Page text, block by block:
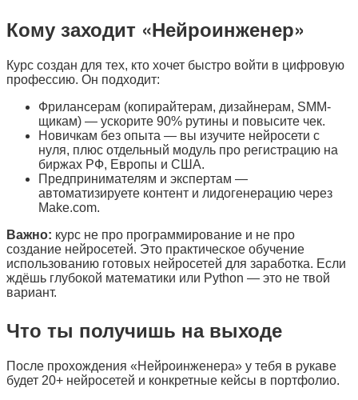
Кому заходит «Нейроинженер»
Курс создан для тех, кто хочет быстро войти в цифровую
профессию. Он подходит:
Фрилансерам (копирайтерам, дизайнерам, SMM-
щикам) — ускорите 90% рутины и повысите чек.
Новичкам без опыта — вы изучите нейросети с
нуля, плюс отдельный модуль про регистрацию на
биржах РФ, Европы и США.
Предпринимателям и экспертам —
автоматизируете контент и лидогенерацию через
Make.com.
Важно: курс не про программирование и не про
создание нейросетей. Это практическое обучение
использованию готовых нейросетей для заработка. Если
ждёшь глубокой математики или Python — это не твой
вариант.
Что ты получишь на выходе
После прохождения «Нейроинженера» у тебя в рукаве
будет 20+ нейросетей и конкретные кейсы в портфолио.